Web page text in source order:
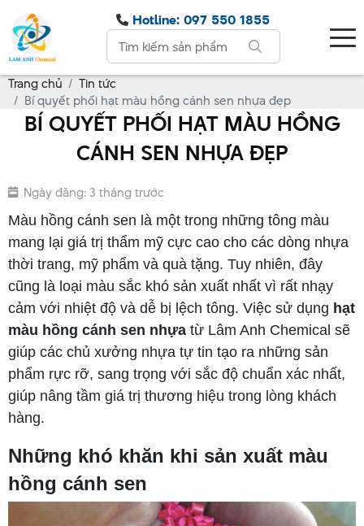
Hotline: 097 550 1855
Trang chủ
Tin tức
Bí quyết phối hạt màu hồng cánh sen nhựa đẹp
BÍ QUYẾT PHỐI HẠT MÀU HỒNG
CÁNH SEN NHỰA ĐẸP
Ngày đăng: 3 tháng trước
Màu hồng cánh sen là một trong những tông màu
mang lại giá trị thẩm mỹ cực cao cho các dòng nhựa
thời trang, mỹ phẩm và quà tặng. Tuy nhiên, đây
cũng là loại màu sắc khó sản xuất nhất vì rất nhạy
cảm với nhiệt độ và dễ bị lệch tông. Việc sử dụng hạt
màu hồng cánh sen nhựa từ Lâm Anh Chemical sẽ
giúp các chủ xưởng nhựa tự tin tạo ra những sản
phẩm rực rỡ, sang trọng với sắc độ chuẩn xác nhất,
giúp nâng tầm giá trị thương hiệu trong lòng khách
hàng.
Những khó khăn khi sản xuất màu
hồng cánh sen